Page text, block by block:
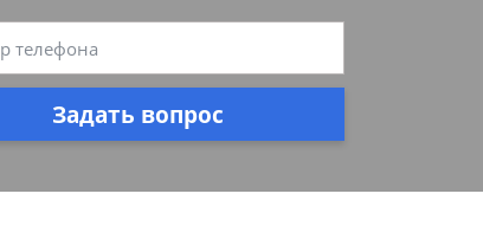
Задать вопрос